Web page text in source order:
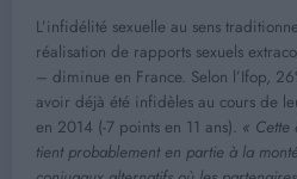
L’infidélité sexuelle au sens
réalisation de rapports sexuels
– diminue en France. Selon l’Ifop,
avoir déjà été infidèles au cours de
en 2014 (-7 points en 11 ans). « Cette
tient probablement en partie à la